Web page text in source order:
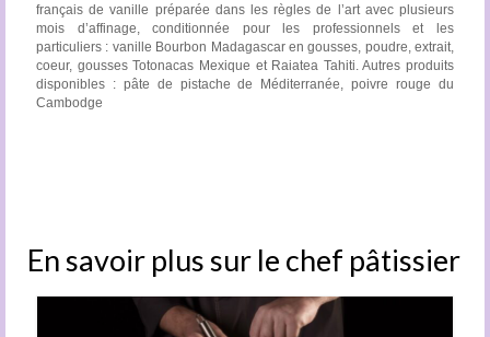
français de vanille préparée dans les règles de l’art avec plusieurs
mois d’affinage, conditionnée pour les professionnels et les
particuliers : vanille Bourbon Madagascar en gousses, poudre, extrait,
coeur, gousses Totonacas Mexique et Raiatea Tahiti. Autres produits
disponibles : pâte de pistache de Méditerranée, poivre rouge du
Cambodge
En savoir plus sur le chef pâtissier